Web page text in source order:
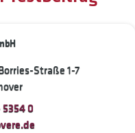
Straße 1-7
5354 0